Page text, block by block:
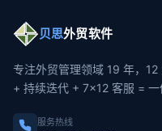
贝思外贸软件
专注外贸管理领域 19 年，
+ 持续迭代 + 7×12 客服 = 一
服务热线